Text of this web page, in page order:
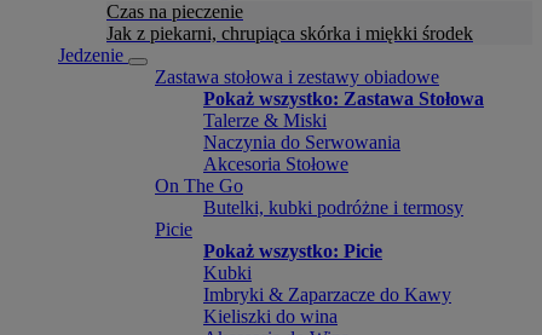
Czas na pieczenie
Jak z piekarni, chrupiąca skórka i miękki środek
Jedzenie
Zastawa stołowa i zestawy obiadowe
Pokaż wszystko: Zastawa Stołowa
Talerze & Miski
Naczynia do Serwowania
Akcesoria Stołowe
On The Go
Butelki, kubki podróżne i termosy
Picie
Pokaż wszystko: Picie
Kubki
Imbryki & Zaparzacze do Kawy
Kieliszki do wina